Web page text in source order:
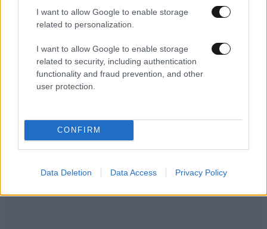
I want to allow Google to enable storage
related to personalization.
I want to allow Google to enable storage
related to security, including authentication
functionality and fraud prevention, and other
user protection.
CONFIRM
Data Deletion Data Access Privacy Policy
Αν...
..ειναι λατρεις....ας πλερωσουν! Χαχα..
Απαντήστε